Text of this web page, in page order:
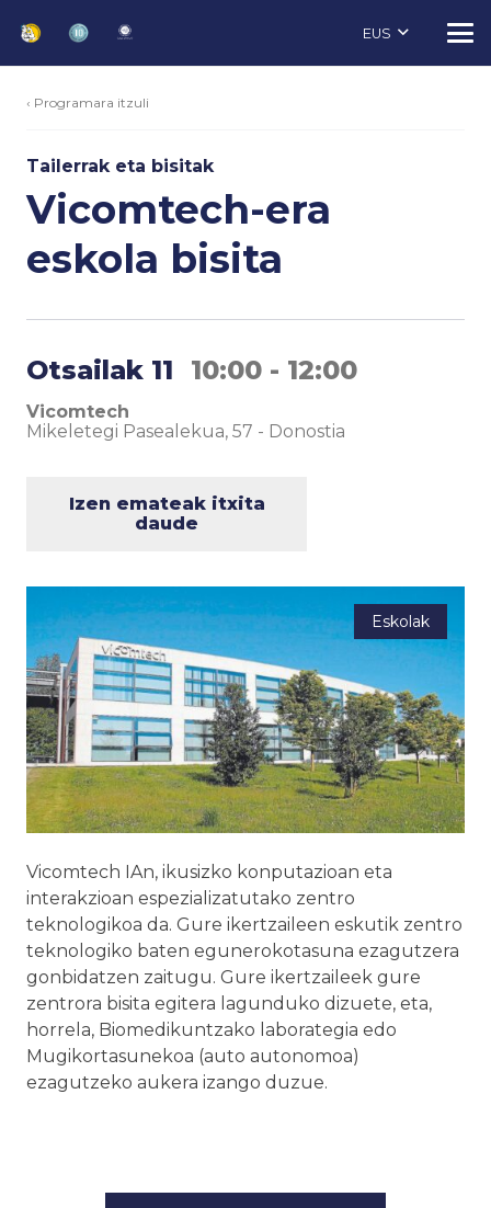
EUS
‹ Programara itzuli
Tailerrak eta bisitak
Vicomtech-era
eskola bisita
Otsailak 11 10:00 - 12:00
Vicomtech
Mikeletegi Pasealekua, 57 - Donostia
Izen emateak itxita
daude
Eskolak
Vicomtech IAn, ikusizko konputazioan eta
interakzioan espezializatutako zentro
teknologikoa da. Gure ikertzaileen eskutik zentro
teknologiko baten egunerokotasuna ezagutzera
gonbidatzen zaitugu. Gure ikertzaileek gure
zentrora bisita egitera lagunduko dizuete, eta,
horrela, Biomedikuntzako laborategia edo
Mugikortasunekoa (auto autonomoa)
ezagutzeko aukera izango duzue.